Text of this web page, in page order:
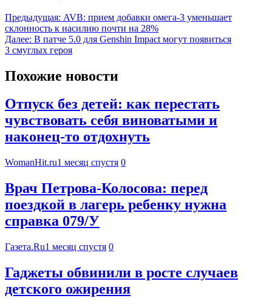
Предыдущая: AVB: прием добавки омега-3 уменьшает
склонность к насилию почти на 28%
Далее: В патче 5.0 для Genshin Impact могут появиться
3 смуглых героя
Похожие новости
Отпуск без детей: как перестать
чувствовать себя виноватыми и
наконец-то отдохнуть
WomanHit.ru1 месяц спустя 0
Врач Петрова-Колосова: перед
поездкой в лагерь ребенку нужна
справка 079/У
Газета.Ru1 месяц спустя 0
Гаджеты обвинили в росте случаев
детского ожирения